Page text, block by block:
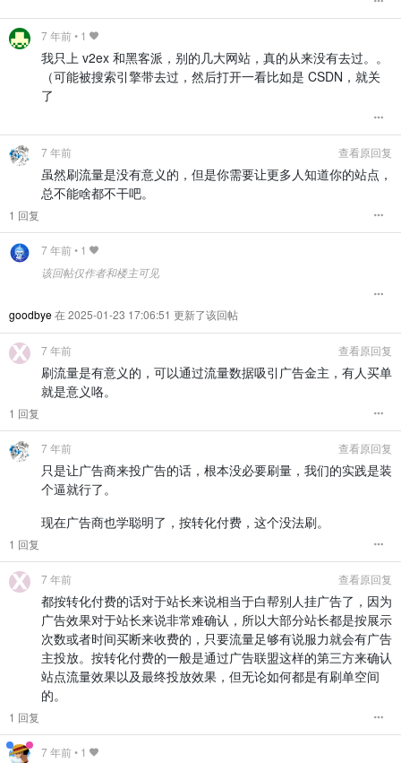
7 年前• 1
我只上 v2ex 和黑客派，别的几大网站，真的从来没有去过。。
（可能被搜索引擎带去过，然后打开一看比如是 CSDN，就关
了
7 年前 查看原回复
虽然刷流量是没有意义的，但是你需要让更多人知道你的站点，
总不能啥都不干吧。
1 回复
7 年前• 1
该回帖仅作者和楼主可见
goodbye在 2025-01-23 17:06:51 更新了该回帖
7 年前 查看原回复
刷流量是有意义的，可以通过流量数据吸引广告金主，有人买单
就是意义咯。
1 回复
7 年前 查看原回复
只是让广告商来投广告的话，根本没必要刷量，我们的实践是装
个逼就行了。
现在广告商也学聪明了，按转化付费，这个没法刷。
1 回复
7 年前 查看原回复
都按转化付费的话对于站长来说相当于白帮别人挂广告了，因为
广告效果对于站长来说非常难确认，所以大部分站长都是按展示
次数或者时间买断来收费的，只要流量足够有说服力就会有广告
主投放。按转化付费的一般是通过广告联盟这样的第三方来确认
站点流量效果以及最终投放效果，但无论如何都是有刷单空间
的。
1 回复
7 年前• 1